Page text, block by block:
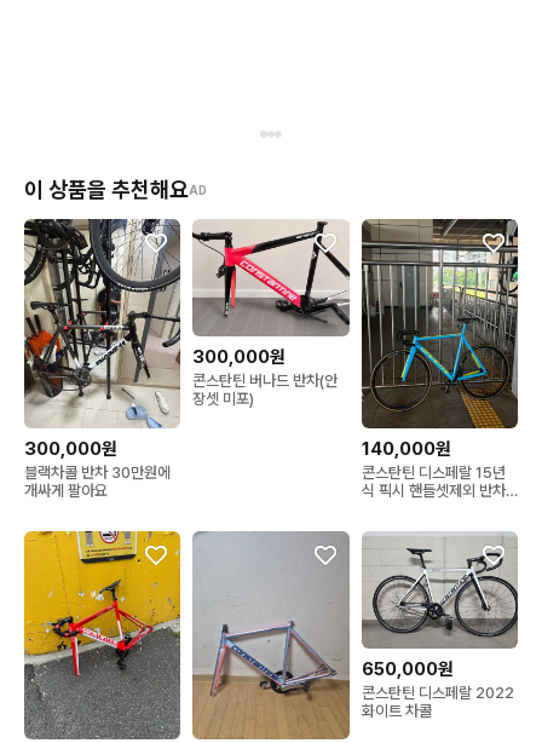
이 상품을 추천해요AD
300,000원
블랙차콜 반차 30만원에
개싸게 팔아요
300,000원
콘스탄틴 버나드 반차(안
장셋 미포)
140,000원
콘스탄틴 디스페랄 15년
식 픽시 핸들셋제외 반차
650,000원
콘스탄틴 디스페랄 2022
화이트 차콜